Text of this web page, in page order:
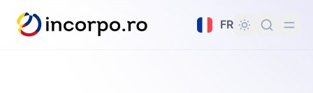
principal
FR